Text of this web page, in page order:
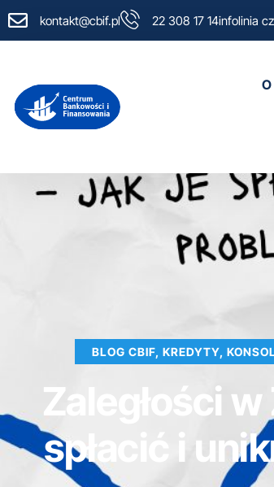
kontakt@cbif.pl 22 308 17 14infolinia
BLOG CBIF, KREDYTY,
Zaległości w
spłacić i